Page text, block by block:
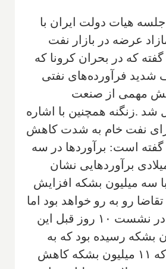
هیات دولت ایران با
عرضه در بازار نفت
گفته که در بحران کرونا که
فرآورده‌های نفتی
مهمی از صنعت
شد .زنگنه همچنین با اشاره
برای نفت خام به شدت کاهش
گفته است: برآوردها در سه
برآوردهایی نشان
سه میلیون بشکه افزایش
رو به رو خواهد بود اما
با شیوع کرونا و در نشست ۱۰ روز قبل این
میلیون بشکه رسیده بود که به
معنای آن است که ۱۱ میلیون بشکه کاهش